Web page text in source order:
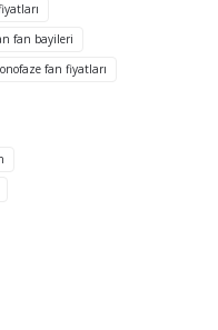
fan bayileri
fan fiyatları